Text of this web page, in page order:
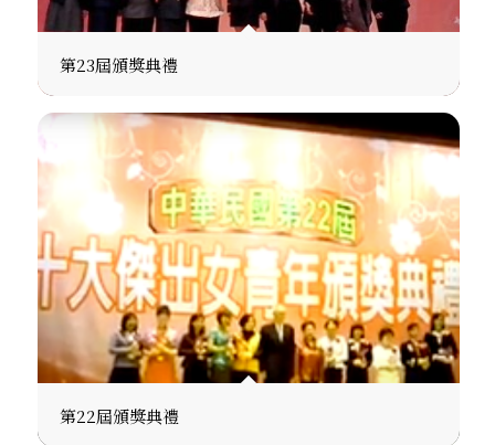
第23屆頒獎典禮
第22屆頒獎典禮